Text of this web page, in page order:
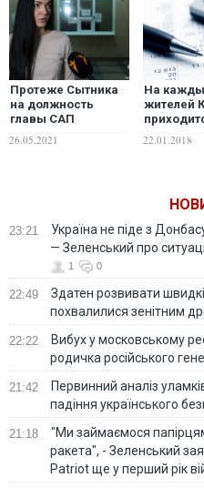
Протеже Сытника
на должность
главы САП
долю в "янтарном
26.05.2021
На
жителей
ФОП.
22.01.2018
23:21
Україна не піде з
— Зеленський про
1 0
22:49
Здатен розвивати
похвалилися зенітним
22:22
Вибух у московському
родичка російського
21:42
Первинний аналіз
падіння українського
21:18
"Ми займаємося
ракета", - Зеленський
Patriot ще у перший рік